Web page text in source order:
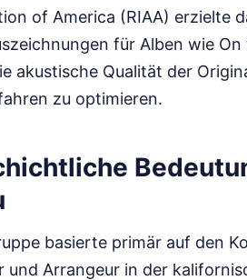
of America (RIAA) erzielte
für Alben wie
akustische Qualität der
zu optimieren.
basierte primär auf den
und Arrangeur in der